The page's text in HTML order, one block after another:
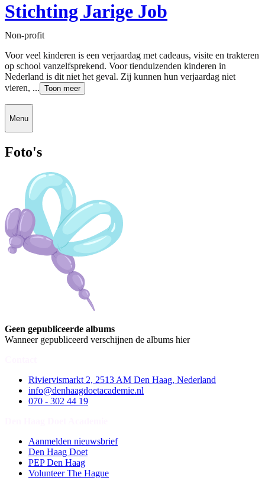
Stichting Jarige Job
Non-profit
Voor veel kinderen is een verjaardag met cadeaus, visite en trakteren
op school vanzelfsprekend. Voor tienduizenden kinderen in
Nederland is dit niet het geval. Zij kunnen hun verjaardag niet
vieren, ... Toon meer
Menu
Foto's
Geen gepubliceerde albums
Wanneer gepubliceerd verschijnen de albums hier
Riviervismarkt 2, 2513 AM Den Haag, Nederland
info@denhaagdoetacademie.nl
070 - 302 44 19
Aanmelden nieuwsbrief
Den Haag Doet
PEP Den Haag
Volunteer The Hague